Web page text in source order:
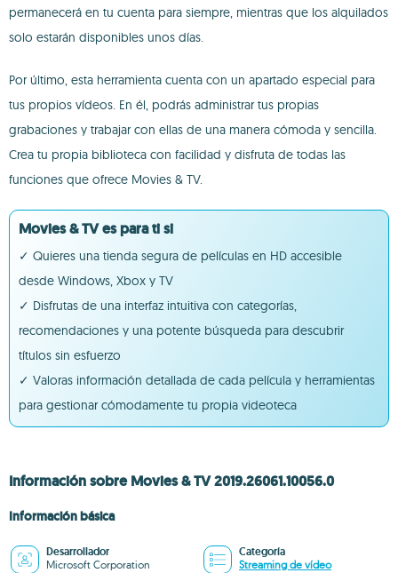
permanecerá en tu cuenta para siempre, mientras que los alquilados
solo estarán disponibles unos días.
Por último, esta herramienta cuenta con un apartado especial para
tus propios vídeos. En él, podrás administrar tus propias
grabaciones y trabajar con ellas de una manera cómoda y sencilla.
Crea tu propia biblioteca con facilidad y disfruta de todas las
funciones que ofrece Movies & TV.
Movies & TV es para ti si
✓ Quieres una tienda segura de películas en HD accesible
desde Windows, Xbox y TV
✓ Disfrutas de una interfaz intuitiva con categorías,
recomendaciones y una potente búsqueda para descubrir
títulos sin esfuerzo
✓ Valoras información detallada de cada película y herramientas
para gestionar cómodamente tu propia videoteca
Información sobre Movies & TV 2019.26061.10056.0
Información básica
Desarrollador
Microsoft Corporation
Categoría
Streaming de vídeo